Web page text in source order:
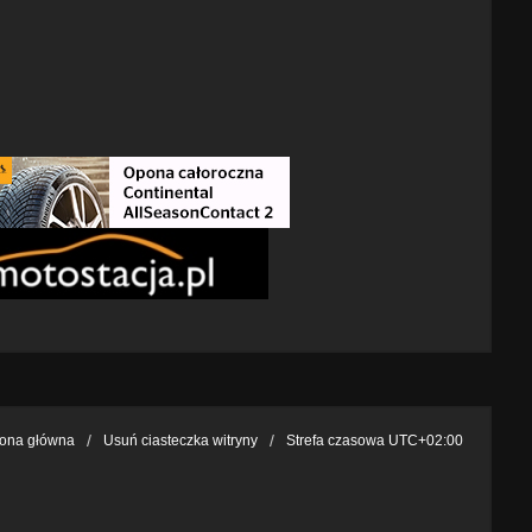
główna Usuń ciasteczka witryny Strefa czasowa UTC+02:00